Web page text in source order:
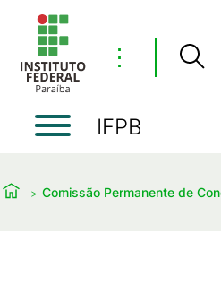
⋮
IFPB
Comissão Permanente de